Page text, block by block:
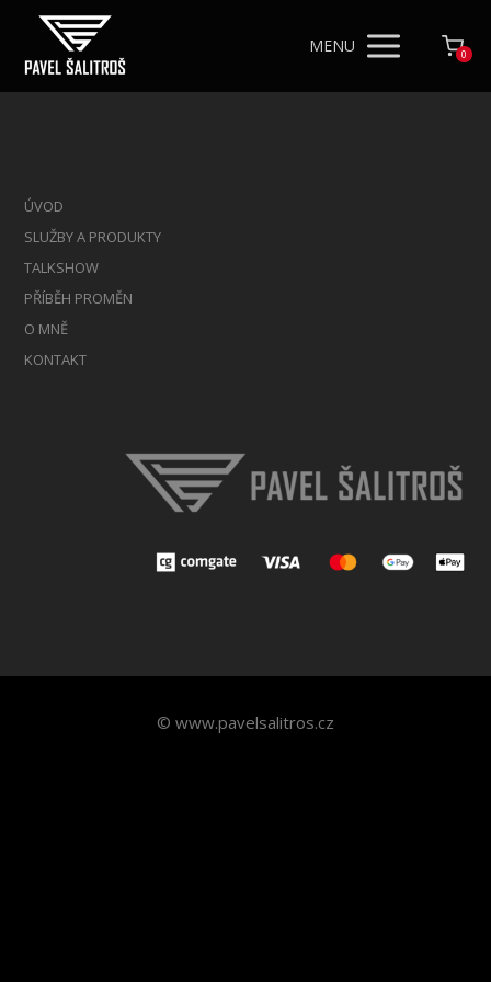
MENU 0
ÚVOD
SLUŽBY A PRODUKTY
TALKSHOW
PŘÍBĚH PROMĚN
O MNĚ
KONTAKT
© www.pavelsalitros.cz